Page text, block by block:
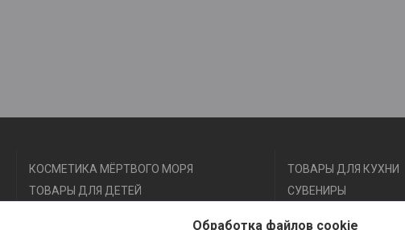
КОСМЕТИКА МЁРТВОГО МОРЯ
ТОВАРЫ ДЛЯ ДЕТЕЙ
ТОВАРЫ ДЛЯ КУХНИ
СУВЕНИРЫ
Обработка файлов cookie